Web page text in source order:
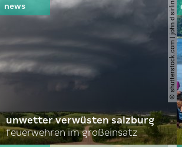
© shutterstock.com | john d sirlin
unwetter verwüsten salzburg
feuerwehren im großeinsatz